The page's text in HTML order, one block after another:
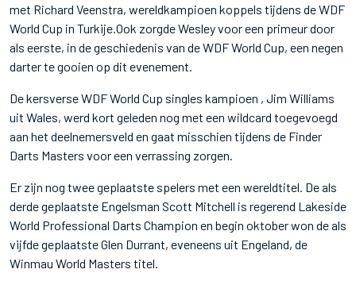
met Richard Veenstra, wereldkampioen koppels tijdens de WDF
World Cup in Turkije.Ook zorgde Wesley voor een primeur door
als eerste, in de geschiedenis van de WDF World Cup, een negen
darter te gooien op dit evenement.
De kersverse WDF World Cup singles kampioen , Jim Williams
uit Wales, werd kort geleden nog met een wildcard toegevoegd
aan het deelnemersveld en gaat misschien tijdens de Finder
Darts Masters voor een verrassing zorgen.
Er zijn nog twee geplaatste spelers met een wereldtitel. De als
derde geplaatste Engelsman Scott Mitchell is regerend Lakeside
World Professional Darts Champion en begin oktober won de als
vijfde geplaatste Glen Durrant, eveneens uit Engeland, de
Winmau World Masters titel.